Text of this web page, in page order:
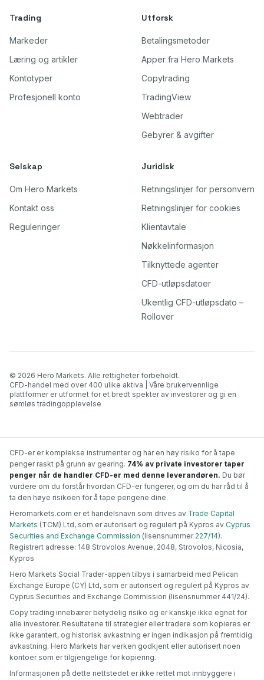
Trading
Markeder
Læring og artikler
Kontotyper
Profesjonell konto
Utforsk
Betalingsmetoder
Apper fra Hero Markets
Copytrading
TradingView
Webtrader
Gebyrer & avgifter
Selskap
Om Hero Markets
Kontakt oss
Reguleringer
Juridisk
Retningslinjer for personvern
Retningslinjer for cookies
Klientavtale
Nøkkelinformasjon
Tilknyttede agenter
CFD-utløpsdatoer
Ukentlig CFD-utløpsdato –
Rollover
© 2026 Hero Markets. Alle rettigheter forbeholdt.
CFD-handel med over 400 ulike aktiva | Våre brukervennlige
plattformer er utformet for et bredt spekter av investorer og gi en
sømløs tradingopplevelse
CFD-er er komplekse instrumenter og har en høy risiko for å tape
penger raskt på grunn av gearing. 74% av private investorer taper
penger når de handler CFD-er med denne leverandøren. Du bør
vurdere om du forstår hvordan CFD-er fungerer, og om du har råd til å
ta den høye risikoen for å tape pengene dine.
Heromarkets.com er et handelsnavn som drives av Trade Capital
Markets (TCM) Ltd, som er autorisert og regulert på Kypros av Cyprus
Securities and Exchange Commission (lisensnummer 227/14).
Registrert adresse: 148 Strovolos Avenue, 2048, Strovolos, Nicosia,
Kypros
Hero Markets Social Trader-appen tilbys i samarbeid med Pelican
Exchange Europe (CY) Ltd, som er autorisert og regulert på Kypros av
Cyprus Securities and Exchange Commission (lisensnummer 441/24).
Copy trading innebærer betydelig risiko og er kanskje ikke egnet for
alle investorer. Resultatene til strategier eller tradere som kopieres er
ikke garantert, og historisk avkastning er ingen indikasjon på fremtidig
avkastning. Hero Markets har verken godkjent eller autorisert noen
kontoer som er tilgjengelige for kopiering.
Informasjonen på dette nettstedet er ikke rettet mot innbyggere i